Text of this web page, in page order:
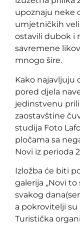
upoznaju neke
umjetničkih
ostavili dubok i
savremene
mnogo šire.
Kako najavljuju
pored djela
jedinstvenu
zaostavštine
studija Foto
pločama sa
Novi iz perioda
Izložba će biti
galerija ,,Novi to
svakog
a pokrovitelji su
Turistička